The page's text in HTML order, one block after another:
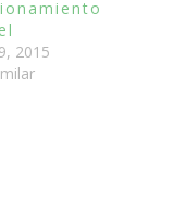
2015